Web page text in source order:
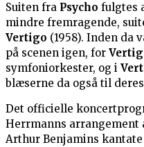
Suiten fra Psycho fulgtes
mindre fremragende,
Vertigo (1958). Inden da
på scenen igen, for
symfoniorkester, og i
blæserne da også til
Det officielle
Herrmanns arrangement
Arthur Benjamins kantate